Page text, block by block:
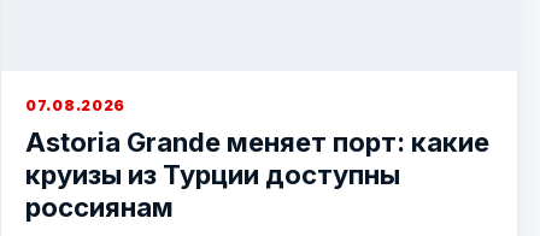
07.08.2026
Astoria Grande меняет порт: какие
круизы из Турции доступны
россиянам